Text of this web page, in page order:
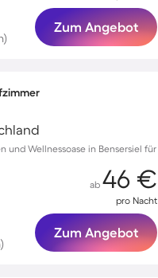
Zum Angebot
und Wellnessoase in Bensersiel für
ab 46 €
pro Nacht
Zum Angebot